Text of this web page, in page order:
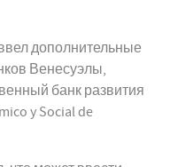
дополнительные
Венесуэлы,
банк развития
y Social de